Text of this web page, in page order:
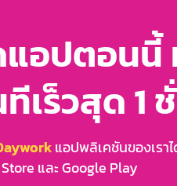
อปตอนนี้
เร็วสุด 1
แอปพลิเคชันของเรา
และ Google Play